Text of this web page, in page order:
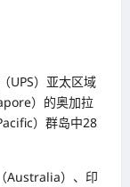
UPS）亚太区域
）的奥加拉
）群岛中28
Australia）、印